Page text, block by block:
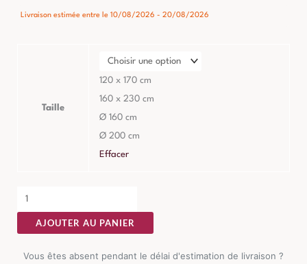
Livraison estimée entre le 10/08/2026 - 20/08/2026
Taille
120 x 170 cm
160 x 230 cm
Ø 160 cm
Ø 200 cm
Effacer
AJOUTER AU PANIER
Vous êtes absent pendant le délai d'estimation de livraison ?